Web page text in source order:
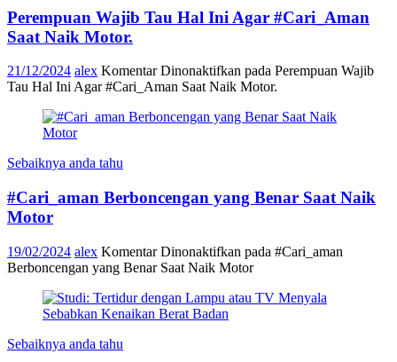
Perempuan Wajib Tau Hal Ini Agar #Cari_Aman
Saat Naik Motor.
21/12/2024 alex Komentar Dinonaktifkan pada Perempuan Wajib
Tau Hal Ini Agar #Cari_Aman Saat Naik Motor.
Sebaiknya anda tahu
#Cari_aman Berboncengan yang Benar Saat Naik
Motor
19/02/2024 alex Komentar Dinonaktifkan pada #Cari_aman
Berboncengan yang Benar Saat Naik Motor
Sebaiknya anda tahu